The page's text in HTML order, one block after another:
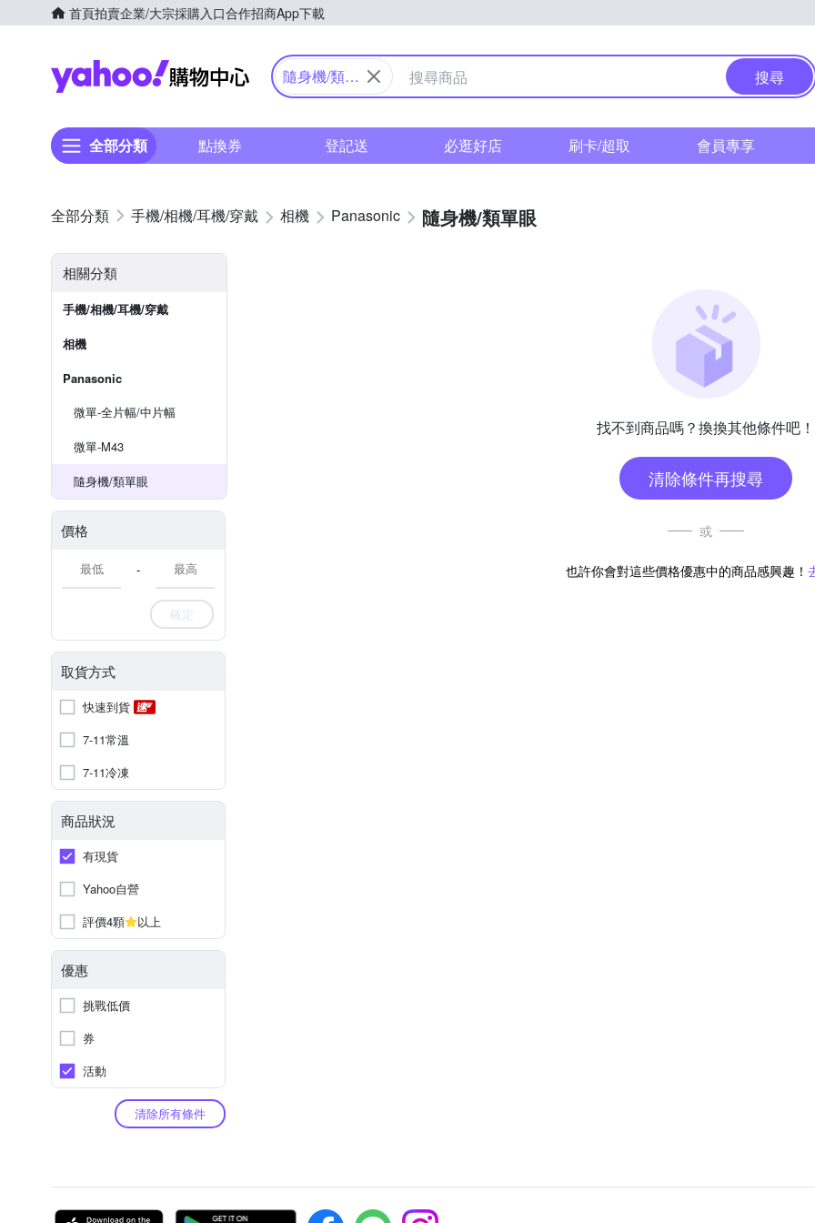
首頁拍賣企業/大宗採購入口合作招商App下載
Yahoo購物中心
隨身機/類單
搜尋
全部分類 點換券 登記送 必逛好店 刷卡/超取 會員專享
手機/相機/耳機/穿戴 相機 Panasonic 隨身機/類單眼
相關分類
手機/相機/耳機/穿戴
相機
Panasonic
微單-全片幅/中片幅
微單-M43
隨身機/類單眼
價格
-
確定
取貨方式
快速到貨
7-11常溫
7-11冷凍
商品狀況
有現貨
Yahoo自營
評價4顆
以上
優惠
挑戰低價
券
活動
清除所有條件
找不到商品嗎？換換其他條件吧！
清除條件再搜尋
或
也許你會對這些價格優惠中的商品感興趣！